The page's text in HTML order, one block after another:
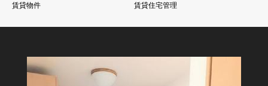
賃貸物件
賃貸住宅管理